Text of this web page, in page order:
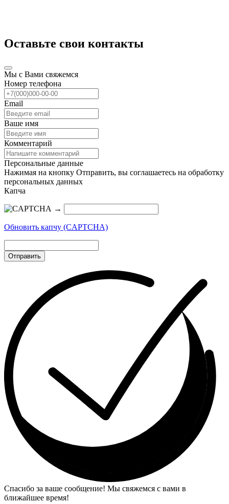
Оставьте свои контакты
Мы с Вами свяжемся
Номер телефона
Email
Ваше имя
Комментарий
Персональные данные
Нажимая на кнопку Отправить, вы соглашаетесь на обработку
персональных данных
Капча
→
Обновить капчу (CAPTCHA)
Отправить
Спасибо за ваше сообщение! Мы свяжемся с вами в
ближайшее время!